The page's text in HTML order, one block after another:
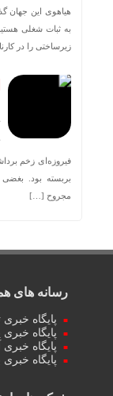
هیاهوی این جهان
به ثبات شغلی
زیرساختی را در
فیروزه‌ای زخم
بربسته بود.
مجروح […]
رسانه های
پایگاه خبری
پایگاه
پایگاه
پایگاه